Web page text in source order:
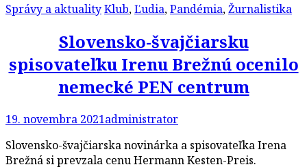
Správy a aktualityKlub,Ľudia,Pandémia,Žurnalistika
Slovensko-švajčiarsku
spisovateľku Irenu Brežnú ocenilo
nemecké PEN centrum
19. novembra 2021administrator
Slovensko-švajčiarska novinárka a spisovateľka Irena
Brežná si prevzala cenu Hermann Kesten-Preis.